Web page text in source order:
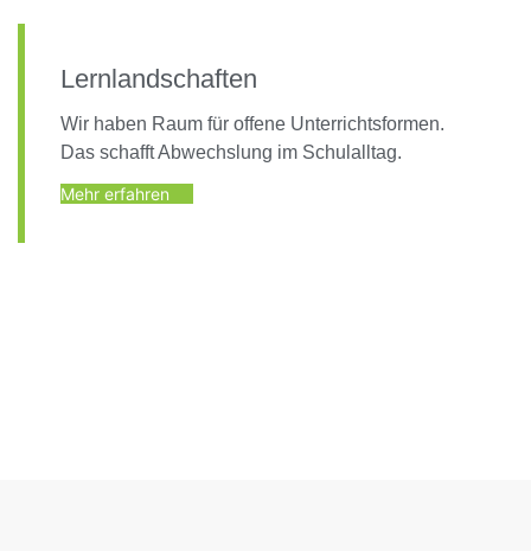
Lernlandschaften
Wir haben Raum für offene Unterrichtsformen.
Das schafft Abwechslung im Schulalltag.
Mehr erfahren